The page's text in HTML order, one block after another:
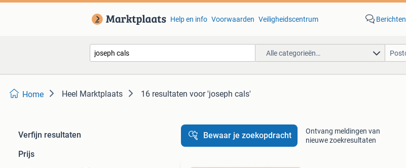
Help en info Voorwaarden Veiligheidscentrum Berichten
Alle categorieën…
Home Heel Marktplaats 16 resultaten voor 'joseph cals'
Verfijn resultaten
Prijs
Bewaar je zoekopdracht
Ontvang meldingen van
nieuwe zoekresultaten